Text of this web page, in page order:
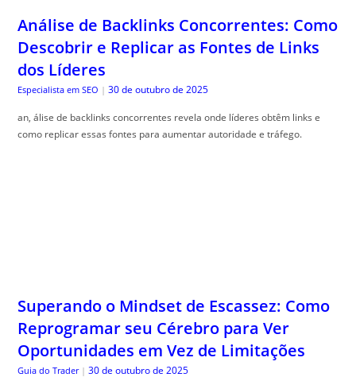
Análise de Backlinks Concorrentes: Como
Descobrir e Replicar as Fontes de Links
dos Líderes
Especialista em SEO | 30 de outubro de 2025
an, álise de backlinks concorrentes revela onde líderes obtêm links e
como replicar essas fontes para aumentar autoridade e tráfego.
Superando o Mindset de Escassez: Como
Reprogramar seu Cérebro para Ver
Oportunidades em Vez de Limitações
Guia do Trader | 30 de outubro de 2025